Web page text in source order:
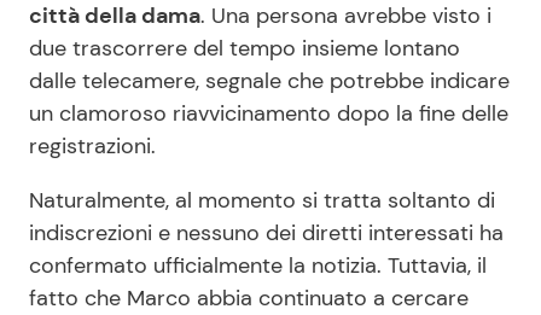
città della dama. Una persona avrebbe visto i
due trascorrere del tempo insieme lontano
dalle telecamere, segnale che potrebbe indicare
un clamoroso riavvicinamento dopo la fine delle
registrazioni.
Naturalmente, al momento si tratta soltanto di
indiscrezioni e nessuno dei diretti interessati ha
confermato ufficialmente la notizia. Tuttavia, il
fatto che Marco abbia continuato a cercare